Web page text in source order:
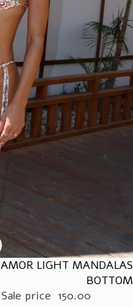
SALE
AMOR LIGHT MANDALAS
BOTTOM
Sale price 150.00 שקל